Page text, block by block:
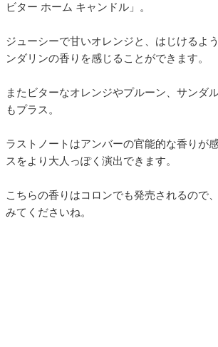
ビター ホーム キャンドル」。
ジューシーで甘いオレンジと、はじけるよ
ンダリンの香りを感じることができます。
またビターなオレンジやプルーン、サンダ
もプラス。
ラストノートはアンバーの官能的な香りが
スをより大人っぽく演出できます。
こちらの香りはコロンでも発売されるので
みてくださいね。